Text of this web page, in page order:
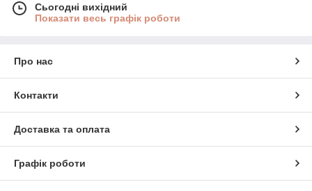
Сьогодні вихідний
Показати весь графік роботи
Про нас
Контакти
Доставка та оплата
Графік роботи